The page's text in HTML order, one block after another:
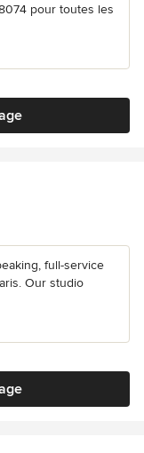
pour toutes les
full-service
Our studio